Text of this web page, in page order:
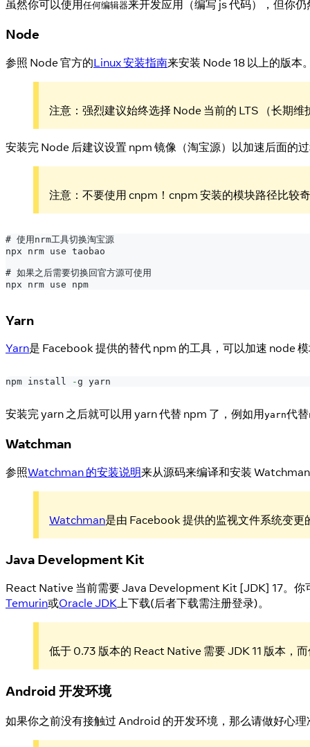
虽然你可以使用 任何编辑器来开发应用（编写 js 代码），但你
Node
参照 Node 官方的Linux 安装指南来安装 Node 18 以上的版本
注意：强烈建议始终选择 Node 当前的 LTS （长期
安装完 Node 后建议设置 npm 镜像（淘宝源）以加速后面的
注意：不要使用 cnpm！cnpm 安装的模块路径比较
# 使用nrm工具切换淘宝源
npx nrm use taobao
# 如果之后需要切换回官方源可使用
npx nrm use npm
Yarn
Yarn是 Facebook 提供的替代 npm 的工具，可以加速 node
npm install -g yarn
安装完 yarn 之后就可以用 yarn 代替 npm 了，例如用yarn代替
Watchman
参照Watchman 的安装说明来从源码来编译和安装
Watchman是由 Facebook 提供的监视文件系统变
Java Development Kit
React Native 当前需要 Java Development Kit [JDK] 17。你
Temurin或Oracle JDK上下载(后者下载需注册登录)。
低于 0.73 版本的 React Native 需要 JDK 11 版本，
Android 开发环境
如果你之前没有接触过 Android 的开发环境，那么请做好心